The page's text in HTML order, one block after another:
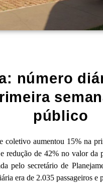
número
público
coletivo aumentou 15% na
redução de 42% no valor
pelo secretário de
era de 2.035 passageiros e